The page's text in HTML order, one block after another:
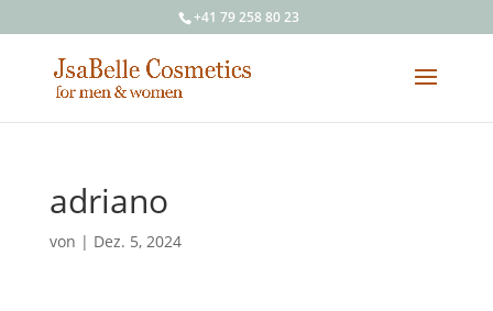
+41 79 258 80 23
adriano
von | Dez. 5, 2024